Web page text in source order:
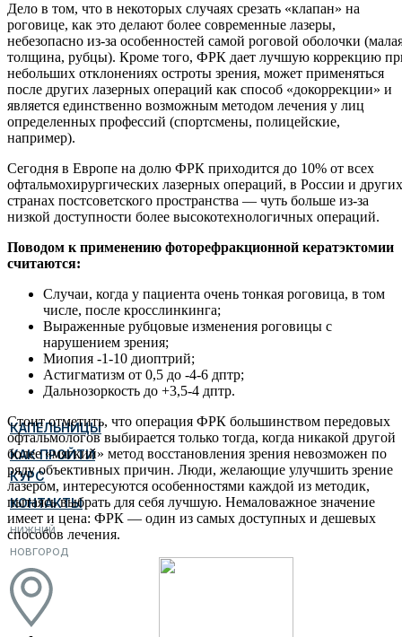
КАПЕЛЬНИЦЫ
КАК ПРОЙТИ
КУРС
КОНТАКТЫ
НИЖНИЙ
НОВГОРОД
Дело в том, что в некоторых случаях срезать «клапан» на
роговице, как это делают более современные лазеры,
небезопасно из-за особенностей самой роговой оболочки
толщина, рубцы). Кроме того, ФРК дает лучшую коррекцию
небольших отклонениях остроты зрения, может применяться
после других лазерных операций как способ «докоррекции» и
является единственно возможным методом лечения у лиц
определенных профессий (спортсмены, полицейские,
например).
Сегодня в Европе на долю ФРК приходится до 10% от всех
офтальмохирургических лазерных операций, в России и других
странах постсоветского пространства — чуть больше из-за
низкой доступности более высокотехнологичных операций.
Поводом к применению фоторефракционной кератэктомии
считаются:
Случаи, когда у пациента очень тонкая роговица, в том
числе, после кросслинкинга;
Выраженные рубцовые изменения роговицы с
нарушением зрения;
Миопия -1-10 диоптрий;
Астигматизм от 0,5 до -4-6 дптр;
Дальнозоркость до +3,5-4 дптр.
Стоит отметить, что операция ФРК большинством передовых
офтальмологов выбирается только тогда, когда никакой другой
более «мягкий» метод восстановления зрения невозможен по
ряду объективных причин. Люди, желающие улучшить зрение
лазером, интересуются особенностями каждой из методик,
пытаясь выбрать для себя лучшую. Немаловажное значение
имеет и цена: ФРК — один из самых доступных и дешевых
способов лечения.